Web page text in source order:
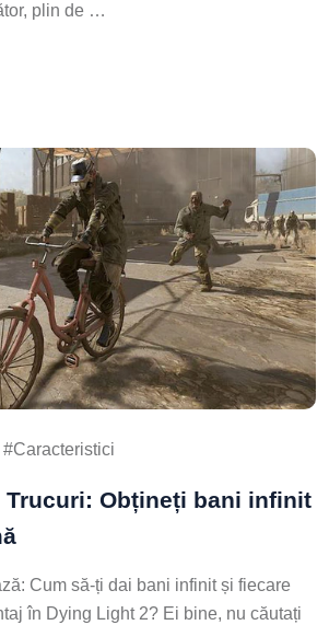
plin de …
Caracteristici
Trucuri: Obțineți bani infinit
Cum să-ți dai bani infinit și fiecare
în Dying Light 2? Ei bine, nu căutați